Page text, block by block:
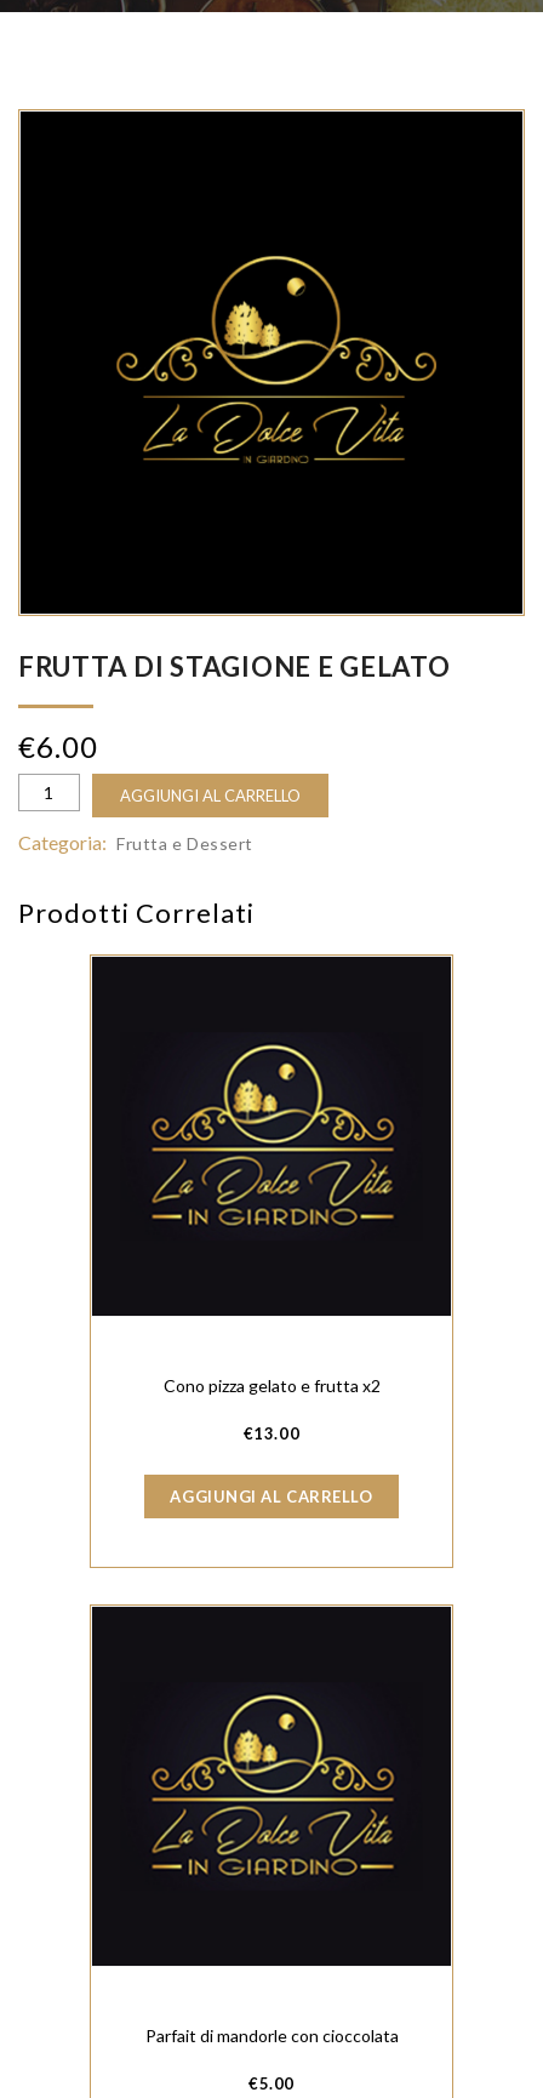
FRUTTA DI STAGIONE E GELATO
€6.00
AGGIUNGI AL CARRELLO
Categoria: Frutta e Dessert
Prodotti Correlati
Cono pizza gelato e frutta x2
€13.00
AGGIUNGI AL CARRELLO
Parfait di mandorle con cioccolata
€5.00